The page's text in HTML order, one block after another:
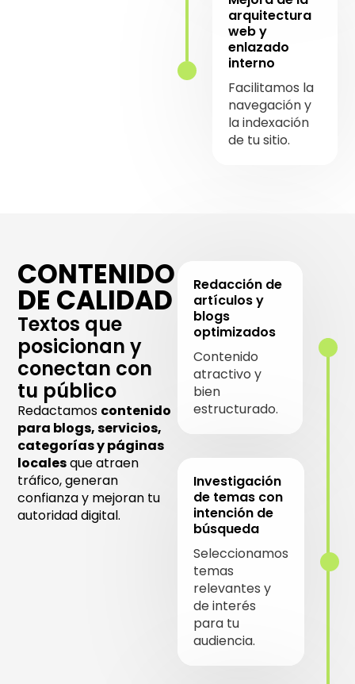
arquitectura
web y
enlazado
interno
Facilitamos la
navegación y
la indexación
de tu sitio.
CONTENIDO
DE CALIDAD
Textos que
posicionan y
conectan con
tu público
Redactamos contenido
para blogs, servicios,
categorías y páginas
localesque atraen
tráfico, generan
confianza y mejoran tu
autoridad digital.
Redacción de
artículos y
blogs
optimizados
Contenido
atractivo y
bien
estructurado.
Investigación
de temas con
intención de
búsqueda
Seleccionamos
temas
relevantes y
de interés
para tu
audiencia.